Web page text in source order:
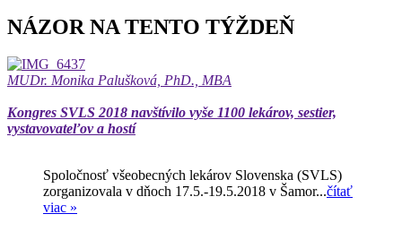
NÁZOR NA TENTO TÝŽDEŇ
MUDr. Monika Palušková, PhD., MBA
Kongres SVLS 2018 navštívilo vyše 1100 lekárov, sestier,
vystavovateľov a hostí
Spoločnosť všeobecných lekárov Slovenska (SVLS)
zorganizovala v dňoch 17.5.-19.5.2018 v Šamor...čítať
viac »